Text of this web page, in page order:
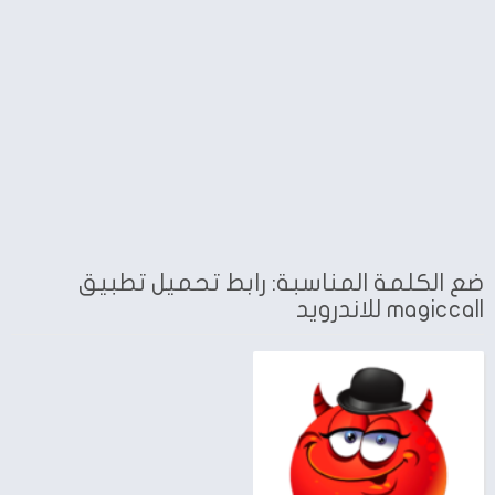
ضع الكلمة المناسبة: رابط تحميل تطبيق
magiccall للاندرويد